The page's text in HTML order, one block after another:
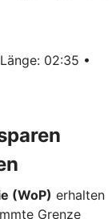
02:35 •
(WoP) erhalten
Grenze